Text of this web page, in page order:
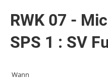
RWK 07 -
SPS 1 : SV
Wann